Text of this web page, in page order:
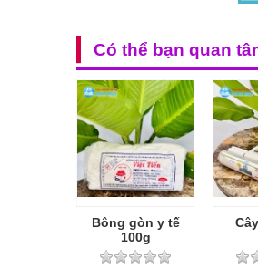
Có thể bạn quan
Bông gòn y tế
100g